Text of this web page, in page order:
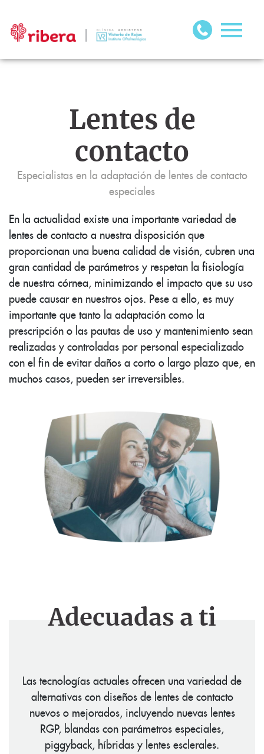
Lentes de
contacto
Especialistas en la adaptación de lentes de contacto
especiales
En la actualidad existe una importante variedad de
lentes de contacto a nuestra disposición que
proporcionan una buena calidad de visión, cubren una
gran cantidad de parámetros y respetan la fisiología
de nuestra córnea, minimizando el impacto que su uso
puede causar en nuestros ojos. Pese a ello, es muy
importante que tanto la adaptación como la
prescripción o las pautas de uso y mantenimiento sean
realizadas y controladas por personal especializado
con el fin de evitar daños a corto o largo plazo que, en
muchos casos, pueden ser irreversibles.
Adecuadas a ti
Las tecnologías actuales ofrecen una variedad de
alternativas con diseños de lentes de contacto
nuevos o mejorados, incluyendo nuevas lentes
RGP, blandas con parámetros especiales,
piggyback, híbridas y lentes esclerales.